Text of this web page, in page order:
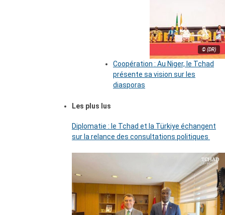
© (DR)
Coopération : Au Niger, le Tchad
présente sa vision sur les
diasporas
Les plus lus
Diplomatie : le Tchad et la Türkiye échangent
sur la relance des consultations politiques